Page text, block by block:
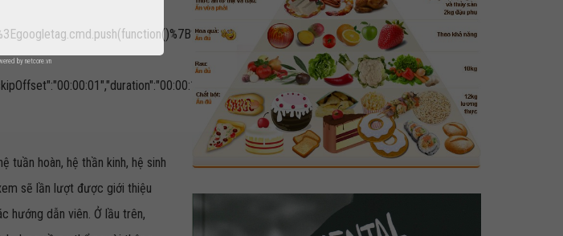
tuần hoàn, hệ thần kinh, hệ sinh
sẽ lần lượt được giới thiệu
hướng dẫn viên. Ở lầu trên,
by netcore.vn